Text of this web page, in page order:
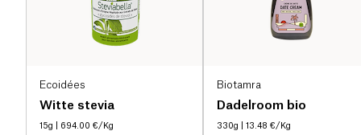
Ecoidées
Witte stevia
15g | 694.00 €/Kg
Biotamra
Dadelroom bio
330g | 13.48 €/Kg